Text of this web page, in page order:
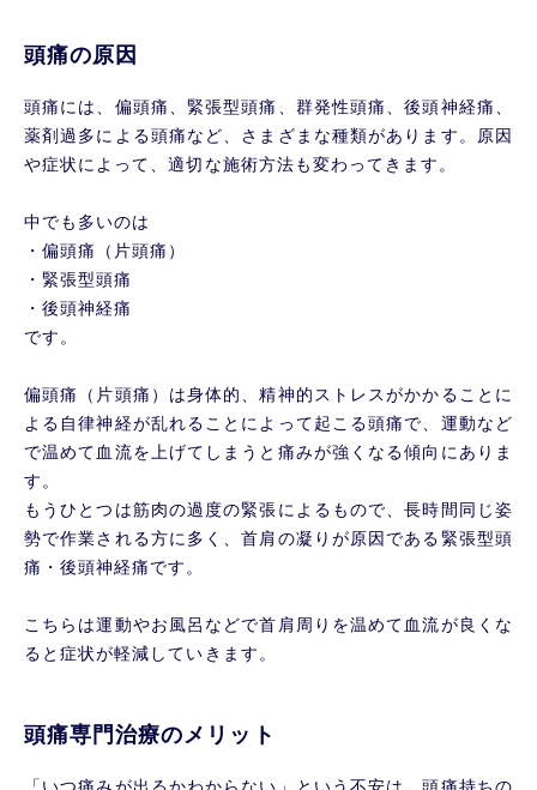
頭痛の原因
頭痛には、偏頭痛、緊張型頭痛、群発性頭痛、後頭神経痛、
薬剤過多による頭痛など、さまざまな種類があります。原因
や症状によって、適切な施術方法も変わってきます。
中でも多いのは
・偏頭痛（片頭痛）
・緊張型頭痛
・後頭神経痛
です。
偏頭痛（片頭痛）は身体的、精神的ストレスがかかることに
よる自律神経が乱れることによって起こる頭痛で、運動など
で温めて血流を上げてしまうと痛みが強くなる傾向にありま
す。
もうひとつは筋肉の過度の緊張によるもので、長時間同じ姿
勢で作業される方に多く、首肩の凝りが原因である緊張型頭
痛・後頭神経痛です。
こちらは運動やお風呂などで首肩周りを温めて血流が良くな
ると症状が軽減していきます。
頭痛専門治療のメリット
「いつ痛みが出るかわからない」という不安は、頭痛持ちの